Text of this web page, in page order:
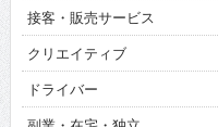
接客・販売サービス
クリエイティブ
ドライバー